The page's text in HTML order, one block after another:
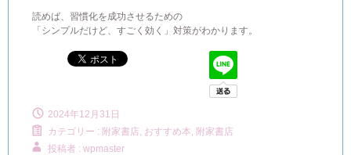
読めば、習慣化を成功させるための
「シンプルだけど、すごく効く」対策がわかります。
2024年12月31日
カテゴリー : 附家書店, おすすめ本, 附家書店
投稿者 : wpmaster